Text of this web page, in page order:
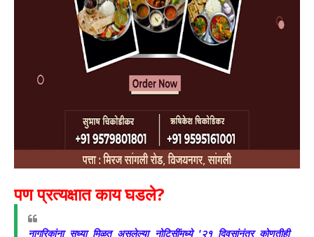
​पण प्रत्यक्षात काय घडले?
नागरिकांना सध्या मिळत असलेल्या नोटिसींमध्ये '२१ दिवसांनंतर कोणतीही